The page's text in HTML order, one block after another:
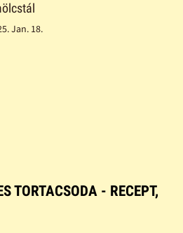
Jan. 18.
TORTACSODA - RECEPT,